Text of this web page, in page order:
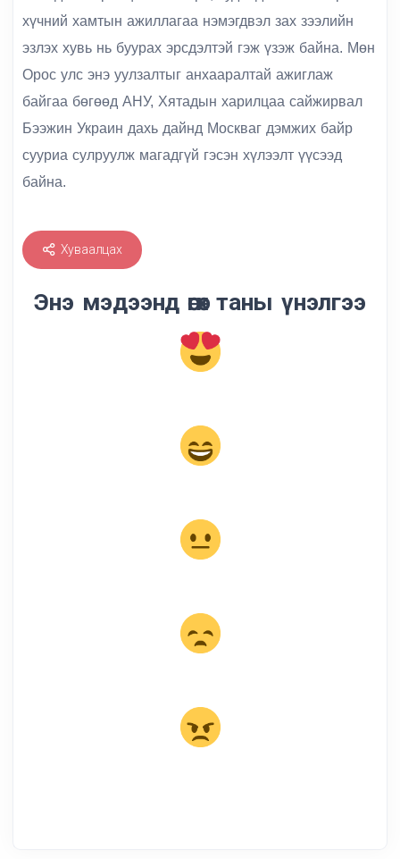
хүчний хамтын ажиллагаа нэмэгдвэл зах зээлийн
эзлэх хувь нь буурах эрсдэлтэй гэж үзэж байна. Мөн
Орос улс энэ уулзалтыг анхааралтай ажиглаж
байгаа бөгөөд АНУ, Хятадын харилцаа сайжирвал
Бээжин Украин дахь дайнд Москваг дэмжих байр
сууриа сулруулж магадгүй гэсэн хүлээлт үүсээд
байна.
Хуваалцах
Энэ мэдээнд өгөх таны үнэлгээ